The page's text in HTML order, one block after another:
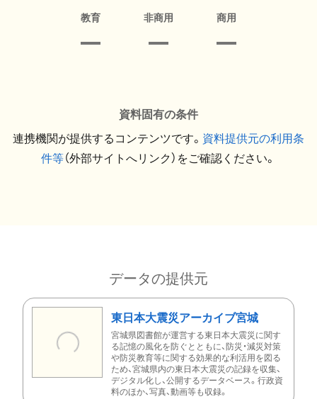
教育 非商用 商用
資料固有の条件
連携機関が提供するコンテンツです。 資料提供元の利用条
件等（外部サイトへリンク）をご確認ください。
データの提供元
東日本大震災アーカイブ宮城
宮城県図書館が運営する東日本大震災に関す
る記憶の風化を防ぐとともに、防災・減災対策
や防災教育等に関する効果的な利活用を図る
ため、宮城県内の東日本大震災の記録を収集、
デジタル化し、公開するデータベース。行政資
料のほか、写真、動画等も収録。